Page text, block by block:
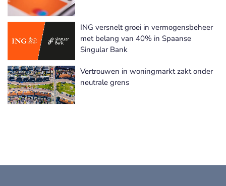
ING versnelt groei in vermogensbeheer
met belang van 40% in Spaanse
Singular Bank
Vertrouwen in woningmarkt zakt onder
neutrale grens